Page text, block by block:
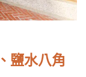
鹽水八角